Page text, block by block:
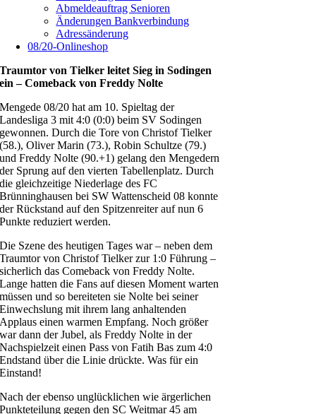
Abmeldeauftrag Senioren
Änderungen Bankverbindung
Adressänderung
08/20-Onlineshop
Traumtor von Tielker leitet Sieg in Sodingen
ein – Comeback von Freddy Nolte
Mengede 08/20 hat am 10. Spieltag der
Landesliga 3 mit 4:0 (0:0) beim SV Sodingen
gewonnen. Durch die Tore von Christof Tielker
(58.), Oliver Marin (73.), Robin Schultze (79.)
und Freddy Nolte (90.+1) gelang den Mengedern
der Sprung auf den vierten Tabellenplatz. Durch
die gleichzeitige Niederlage des FC
Brünninghausen bei SW Wattenscheid 08 konnte
der Rückstand auf den Spitzenreiter auf nun 6
Punkte reduziert werden.
Die Szene des heutigen Tages war – neben dem
Traumtor von Christof Tielker zur 1:0 Führung –
sicherlich das Comeback von Freddy Nolte.
Lange hatten die Fans auf diesen Moment warten
müssen und so bereiteten sie Nolte bei seiner
Einwechslung mit ihrem lang anhaltenden
Applaus einen warmen Empfang. Noch größer
war dann der Jubel, als Freddy Nolte in der
Nachspielzeit einen Pass von Fatih Bas zum 4:0
Endstand über die Linie drückte. Was für ein
Einstand!
Nach der ebenso unglücklichen wie ärgerlichen
Punkteteilung gegen den SC Weitmar 45 am